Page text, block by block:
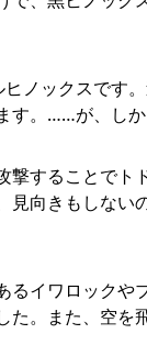
ノックスです
。……が、しか
することでト
向きもしな
イワロック
。また、空を